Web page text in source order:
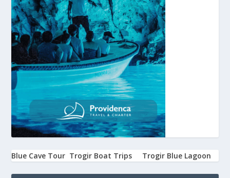
Blue Cave Tour Trogir Boat Trips Trogir Blue Lagoon